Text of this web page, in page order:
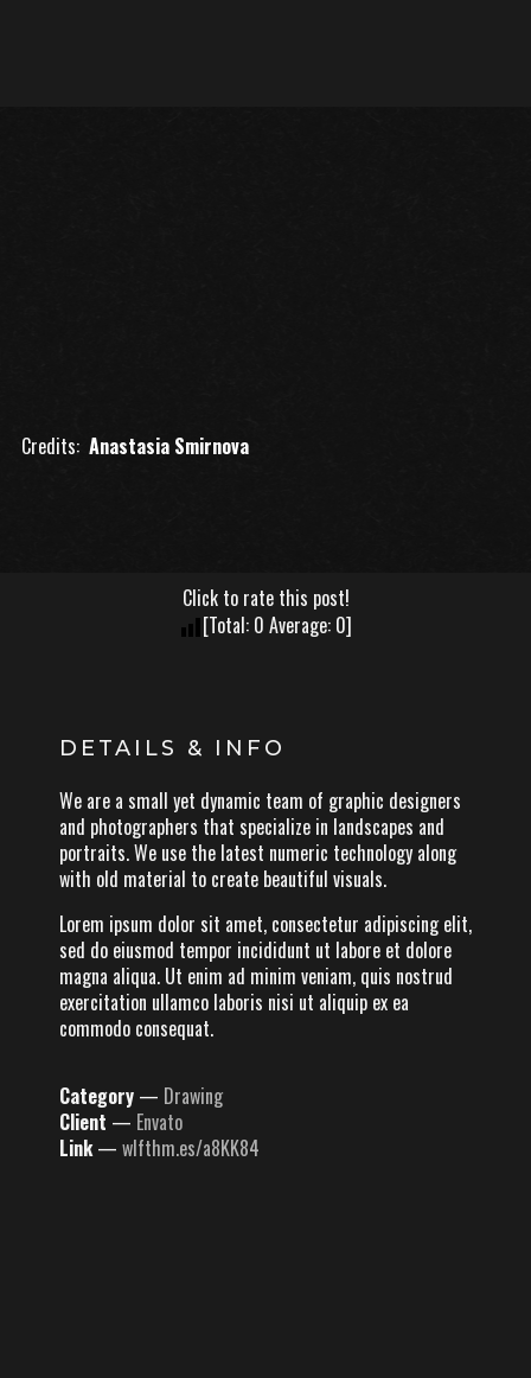
Credits: Anastasia Smirnova
Click to rate this post!
[Total: 0 Average: 0]
DETAILS & INFO
We are a small yet dynamic team of graphic designers
and photographers that specialize in landscapes and
portraits. We use the latest numeric technology along
with old material to create beautiful visuals.
Lorem ipsum dolor sit amet, consectetur adipiscing elit,
sed do eiusmod tempor incididunt ut labore et dolore
magna aliqua. Ut enim ad minim veniam, quis nostrud
exercitation ullamco laboris nisi ut aliquip ex ea
commodo consequat.
Category — Drawing
Client — Envato
Link — wlfthm.es/a8KK84